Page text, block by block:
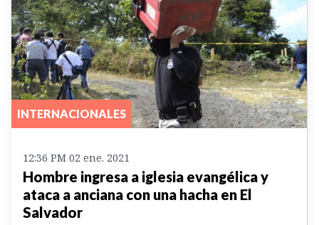
INTERNACIONALES
12:36 PM 02 ene. 2021
Hombre ingresa a iglesia evangélica y
ataca a anciana con una hacha en El
Salvador